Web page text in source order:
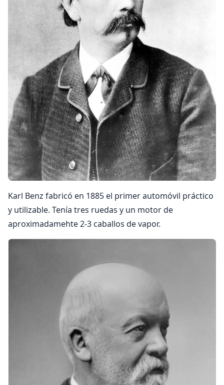
Karl Benz fabricó en 1885 el primer automóvil práctico
y utilizable. Tenía tres ruedas y un motor de
aproximadamehte 2-3 caballos de vapor.